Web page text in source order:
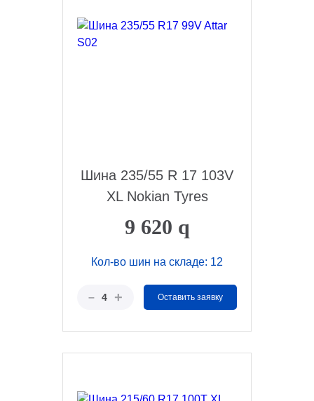
Шина 235/55 R 17 103V
XL Nokian Tyres
9 620 q
Кол-во шин на складе: 12
– 4 + Оставить заявку